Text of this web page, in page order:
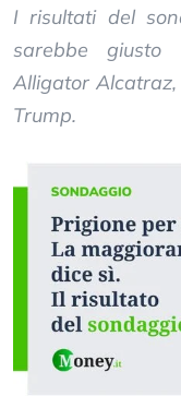
I risultati del
sarebbe
Alligator
Trump.